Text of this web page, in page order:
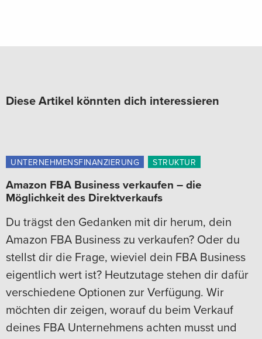
Diese Artikel könnten dich interessieren
UNTERNEHMENSFINANZIERUNG STRUKTUR
Amazon FBA Business verkaufen – die
Möglichkeit des Direktverkaufs
Du trägst den Gedanken mit dir herum, dein
Amazon FBA Business zu verkaufen? Oder du
stellst dir die Frage, wieviel dein FBA Business
eigentlich wert ist? Heutzutage stehen dir dafür
verschiedene Optionen zur Verfügung. Wir
möchten dir zeigen, worauf du beim Verkauf
deines FBA Unternehmens achten musst und